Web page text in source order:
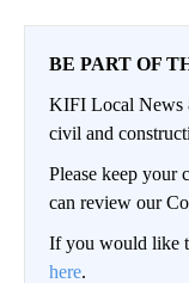
BE PART OF
KIFI Local News
civil and
Please keep your
can review our
If you would like
here.